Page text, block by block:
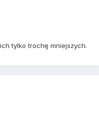
tylko trochę mniejszych.